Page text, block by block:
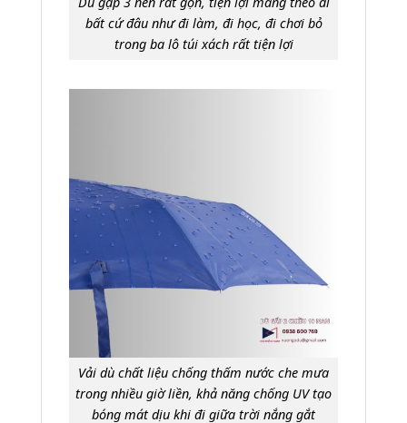
bất cứ đâu như đi làm, đi học, đi chơi bỏ
trong ba lô túi xách rất tiện lợi
Vải dù chất liệu chống thấm nước che mưa
trong nhiều giờ liền, khả năng chống UV tạo
bóng mát dịu khi đi giữa trời nắng gắt